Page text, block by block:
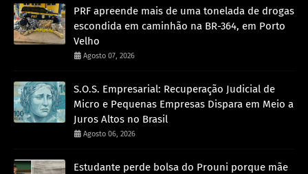
PRF apreende mais de uma tonelada de drogas
escondida em caminhão na BR-364, em Porto
Velho
Agosto 07, 2026
S.O.S. Empresarial: Recuperação Judicial de
Micro e Pequenas Empresas Dispara em Meio a
Juros Altos no Brasil
Agosto 06, 2026
Estudante perde bolsa do Prouni porque mãe